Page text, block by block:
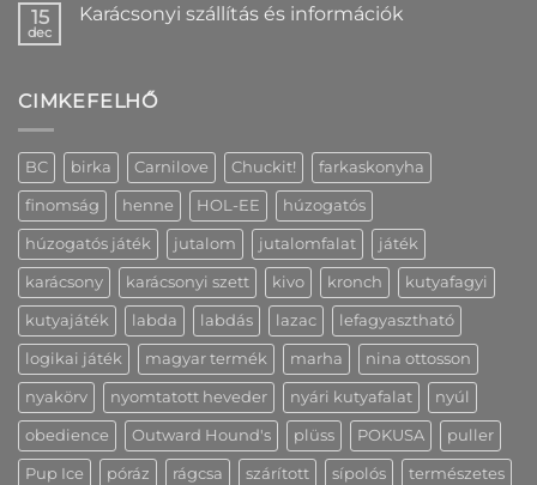
névvel
es
változatban
a(z)
Creative
hűségprogramjának
15
dec
Karácsonyi szállítás és információk
szállítás
CIMKEFELHŐ
BC birka Carnilove Chuckit! farkaskonyha
finomság henne HOL-EE húzogatós
húzogatós játék jutalom jutalomfalat játék
karácsony karácsonyi szett kivo kronch kutyafagyi
kutyajáték labda labdás lazac lefagyasztható
logikai játék magyar termék marha nina ottosson
nyakörv nyomtatott heveder nyári kutyafalat nyúl
obedience Outward Hound's plüss POKUSA puller
Pup Ice póráz rágcsa szárított sípolós természetes